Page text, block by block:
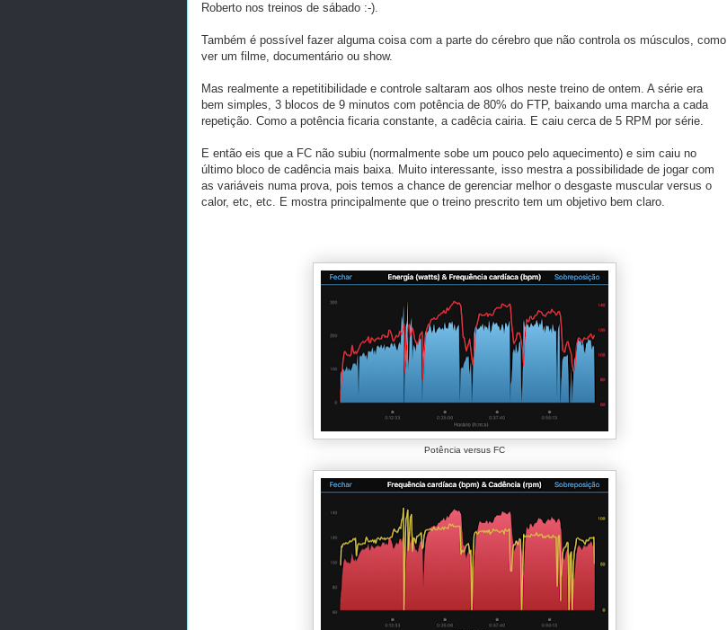
Roberto nos treinos de sábado :-).
Também é possível fazer alguma coisa com a parte do cérebro que não controla os músculos, como
ver um filme, documentário ou show.
Mas realmente a repetitibilidade e controle saltaram aos olhos neste treino de ontem. A série era
bem simples, 3 blocos de 9 minutos com potência de 80% do FTP, baixando uma marcha a cada
repetição. Como a potência ficaria constante, a cadêcia cairia. E caiu cerca de 5 RPM por série.
E então eis que a FC não subiu (normalmente sobe um pouco pelo aquecimento) e sim caiu no
último bloco de cadência mais baixa. Muito interessante, isso mestra a possibilidade de jogar com
as variáveis numa prova, pois temos a chance de gerenciar melhor o desgaste muscular versus o
calor, etc, etc. E mostra principalmente que o treino prescrito tem um objetivo bem claro.
Potência versus FC